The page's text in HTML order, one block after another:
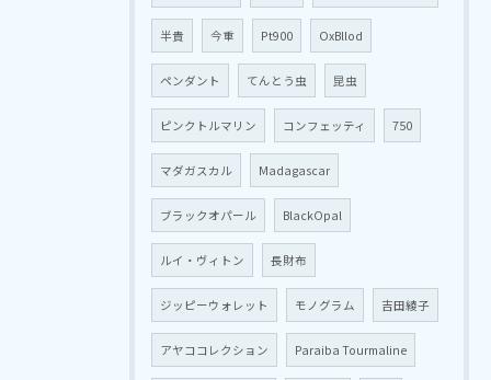
半貴 今重 Pt900 OxBllod
ペンダント てんとう虫 昆虫
ピンクトルマリン コンフェッティ 750
マダガスカル Madagascar
ブラックオパール BlackOpal
ルイ・ヴィトン 長財布
ジッピーウォレット モノグラム 吉田綾子
アヤココレクション Paraiba Tourmaline